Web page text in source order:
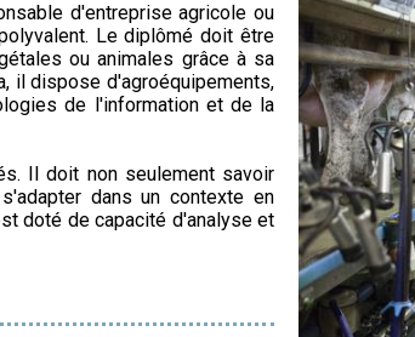
d'entreprise agricole ou
Le diplômé doit être
ou animales grâce à sa
il dispose d'agroéquipements,
de l'information et de la
Il doit non seulement savoir
dans un contexte en
doté de capacité d'analyse et